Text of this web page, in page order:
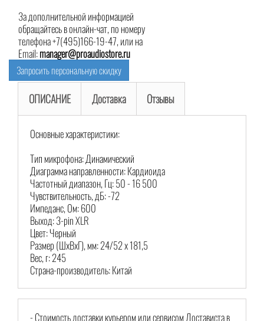
За дополнительной информацией
обращайтесь в онлайн-чат, по номеру
телефона +7(495)166-19-47, или на
Email:manager@proaudiostore.ru
Запросить персональную скидку
ОПИСАНИЕ Доставка Отзывы
Основные характеристики:
Тип микрофона: Динамический
Диаграмма направленности: Кардиоида
Частотный диапазон, Гц: 50 - 16 500
Чувствительность, дБ: -72
Импеданс, Ом: 600
Выход: 3-pin XLR
Цвет: Черный
Размер (ШхВхГ), мм: 24/52 х 181,5
Вес, г: 245
Страна-производитель: Китай
- Стоимость доставки курьером или сервисом Достависта в